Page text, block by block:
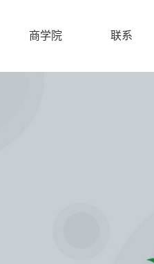
商学院 联系